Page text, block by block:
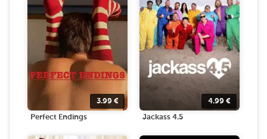
3.99 €
Perfect Endings
4.99 €
Jackass 4.5